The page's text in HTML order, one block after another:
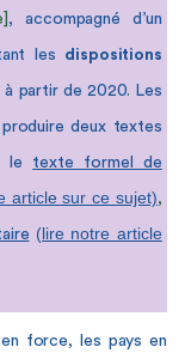
, accompagné d’un
les dispositions
à partir de 2020. Les
deux textes
le texte formel de
article sur ce sujet),
(lire notre article
force, les pays en